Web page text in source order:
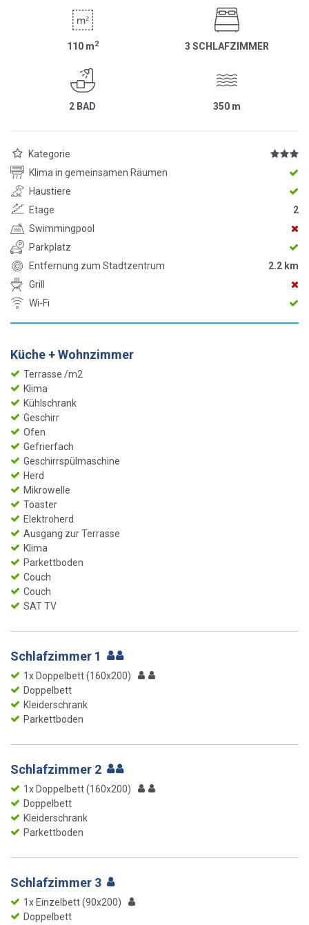
110 m2 3 SCHLAFZIMMER
2 BAD 350 m
Kategorie
Klima in gemeinsamen Räumen
Haustiere
Etage
2
Swimmingpool
Parkplatz
Entfernung zum Stadtzentrum
2.2 km
Grill
Wi-Fi
Küche + Wohnzimmer
Terrasse /m2
Klima
Kühlschrank
Geschirr
Ofen
Gefrierfach
Geschirrspülmaschine
Herd
Mikrowelle
Toaster
Elektroherd
Ausgang zur Terrasse
Klima
Parkettboden
Couch
Couch
SAT TV
Schlafzimmer 1
1x Doppelbett (160x200)
Doppelbett
Kleiderschrank
Parkettboden
Schlafzimmer 2
1x Doppelbett (160x200)
Doppelbett
Kleiderschrank
Parkettboden
Schlafzimmer 3
1x Einzelbett (90x200)
Doppelbett